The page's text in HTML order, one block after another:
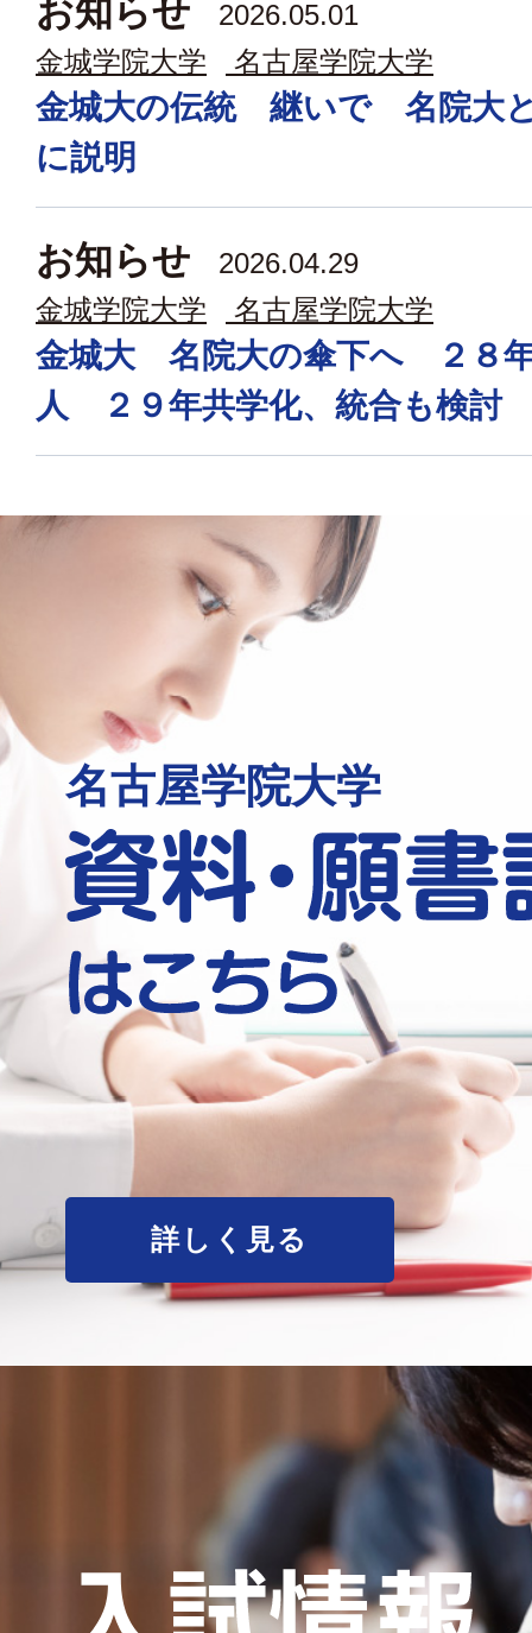
お知らせ
2026.05.01
金城学院大学
名古屋学院大学
金城大の伝統 継いで 名院大
に説明
お知らせ
2026.04.29
金城学院大学
名古屋学院大学
金城大 名院大の傘下へ ２８
人 ２９年共学化、統合も検討
名古屋学院大学
詳しく見る